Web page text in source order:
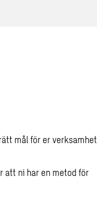
mål för er verksamhet
att ni har en metod för